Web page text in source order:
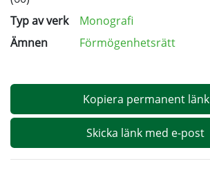
Typ av verk
Monografi
Ämnen
Förmögenhetsrätt
Kopiera permanent länk
Skicka länk med e-post